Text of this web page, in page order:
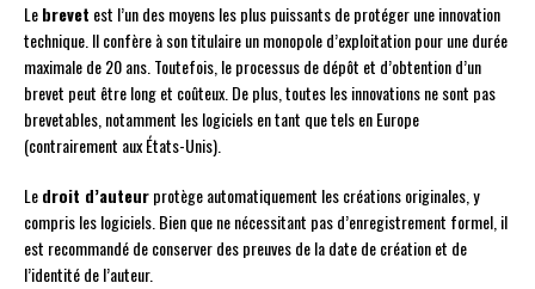
Lebrevet est l’un des moyens les plus puissants de protéger une innovation
technique. Il confère à son titulaire un monopole d’exploitation pour une durée
maximale de 20 ans. Toutefois, le processus de dépôt et d’obtention d’un
brevet peut être long et coûteux. De plus, toutes les innovations ne sont pas
brevetables, notamment les logiciels en tant que tels en Europe
(contrairement aux États-Unis).
Ledroit d’auteurprotège automatiquement les créations originales, y
compris les logiciels. Bien que ne nécessitant pas d’enregistrement formel, il
est recommandé de conserver des preuves de la date de création et de
l’identité de l’auteur.